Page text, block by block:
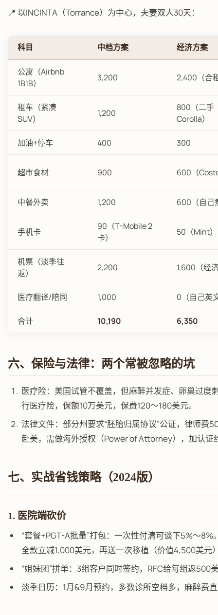
📍 以INCINTA（Torrance）为中心，夫妻双人30天：
科目 中档方案 经济方案
公寓（Airbnb
1B1B）
3,200 2,400（合
租车（紧凑
SUV）
1,200
800（二手
Corolla）
加油+停车 400 300
超市食材 900 600（
中餐外卖 1,200 600（自己
手机卡
90（T-Mobile 2
卡）
50（Mint）
机票（淡季往
返）
2,200 1,600（经
医疗翻译/陪同 1,000 0（自己英
合计 10,190 6,350
六、保险与法律：两个常被忽略的坑
医疗险：美国试管不覆盖，但麻醉并发症、卵巢过度
行医疗险，保额10万美元，保费120～180美元。
法律文件：部分州要求“胚胎归属协议”公证，律师费
赴美，需做海外授权（Power of Attorney），加认证
七、实战省钱策略（2024版）
1. 医院端砍价
“套餐+PGT-A批量”打包：一次性付清可谈下5%～
全款立减1,000美元，再送一次移植（价值4,500美元
“姐妹团”拼单：3组客户同时签约，RFC给每组返500
淡季日历：1月&9月预约，多数诊所空档多，麻醉费